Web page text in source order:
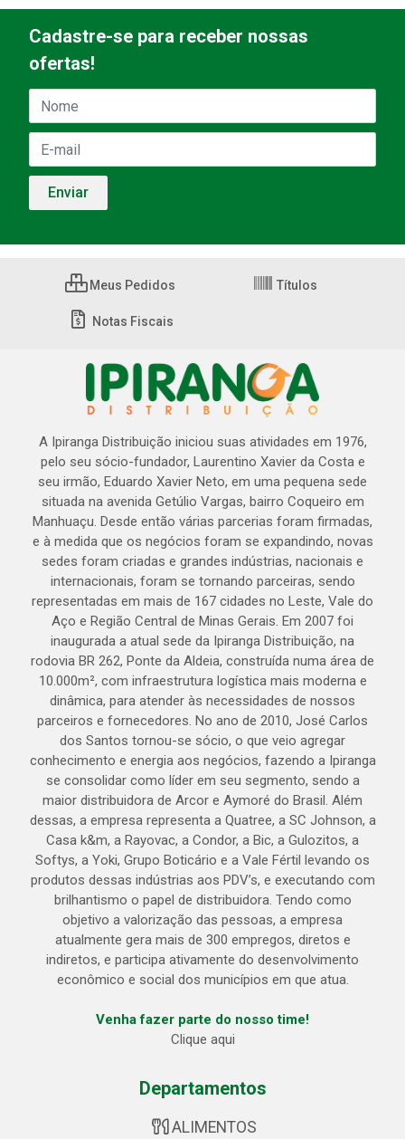
Cadastre-se para receber nossas
ofertas!
Meus Pedidos Títulos
Notas Fiscais
A Ipiranga Distribuição iniciou suas atividades em 1976,
pelo seu sócio-fundador, Laurentino Xavier da Costa e
seu irmão, Eduardo Xavier Neto, em uma pequena sede
situada na avenida Getúlio Vargas, bairro Coqueiro em
Manhuaçu. Desde então várias parcerias foram firmadas,
e à medida que os negócios foram se expandindo, novas
sedes foram criadas e grandes indústrias, nacionais e
internacionais, foram se tornando parceiras, sendo
representadas em mais de 167 cidades no Leste, Vale do
Aço e Região Central de Minas Gerais. Em 2007 foi
inaugurada a atual sede da Ipiranga Distribuição, na
rodovia BR 262, Ponte da Aldeia, construída numa área de
10.000m², com infraestrutura logística mais moderna e
dinâmica, para atender às necessidades de nossos
parceiros e fornecedores. No ano de 2010, José Carlos
dos Santos tornou-se sócio, o que veio agregar
conhecimento e energia aos negócios, fazendo a Ipiranga
se consolidar como líder em seu segmento, sendo a
maior distribuidora de Arcor e Aymoré do Brasil. Além
dessas, a empresa representa a Quatree, a SC Johnson, a
Casa k&m, a Rayovac, a Condor, a Bic, a Gulozitos, a
Softys, a Yoki, Grupo Boticário e a Vale Fértil levando os
produtos dessas indústrias aos PDV’s, e executando com
brilhantismo o papel de distribuidora. Tendo como
objetivo a valorização das pessoas, a empresa
atualmente gera mais de 300 empregos, diretos e
indiretos, e participa ativamente do desenvolvimento
econômico e social dos municípios em que atua.
Venha fazer parte do nosso time!
Clique aqui
Departamentos
ALIMENTOS